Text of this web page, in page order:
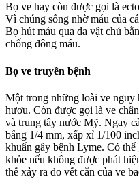
Bọ ve hay còn được gọi là
Vì chúng sống nhờ máu của
Bọ hút máu qua da vật chủ
chống đông máu.
Bọ ve truyền bệnh
Một trong những loài ve nguy
hươu. Còn được gọi là ve
và trung tây nước Mỹ. Ngay
bằng 1/4 mm, xấp xỉ 1/100
khuẩn gây bệnh Lyme. Có
khỏe nếu không được phát
thể xảy ra do vết cắn của ve